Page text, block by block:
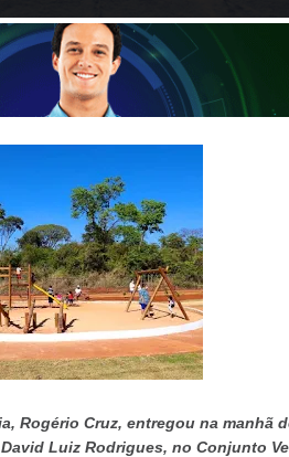
Rogério Cruz, entregou na manhã
Luiz Rodrigues, no Conjunto